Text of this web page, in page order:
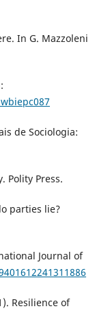
In G. Mazzoleni
de Sociologia:
Polity Press.
parties lie?
Journal of
Resilience of